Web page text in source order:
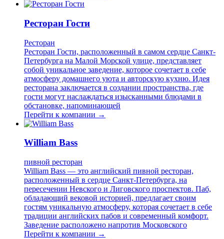
Ресторан Гости
Ресторан
Ресторан Гости, расположенный в самом сердце Санкт-
Петербурга на Малой Морской улице, представляет
собой уникальное заведение, которое сочетает в себе
атмосферу домашнего уюта и авторскую кухню. Идея
ресторана заключается в создании пространства, где
гости могут наслаждаться изысканными блюдами в
обстановке, напоминающей
Перейти к компании →
William Bass
пивной ресторан
William Bass — это английский пивной ресторан,
расположенный в сердце Санкт-Петербурга, на
пересечении Невского и Лиговского проспектов. Паб,
обладающий вековой историей, предлагает своим
гостям уникальную атмосферу, которая сочетает в себе
традиции английских пабов и современный комфорт.
Заведение расположено напротив Московского
Перейти к компании →